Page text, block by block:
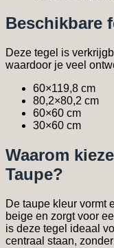
Beschikbare
Deze tegel is
waardoor je veel
60×119,8 cm
80,2×80,2 cm
60×60 cm
30×60 cm
Waarom
Taupe?
De taupe kleur vormt
beige en zorgt voor
is deze tegel ideaal
centraal staan,